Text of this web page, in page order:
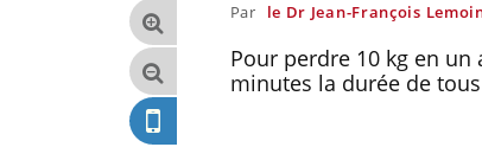
Par le Dr Jean-François
Pour perdre 10 kg en
minutes la durée de